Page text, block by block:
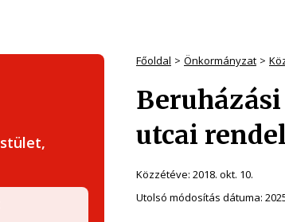
Főoldal Önkormányzat
utcai
Közzétéve: 2018. okt. 10.
Utolsó módosítás dátuma: